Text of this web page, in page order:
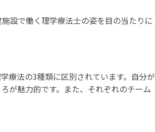
設で働く理学療法士の姿を目の当たりに
療法の3種類に区別されています。自分が
が魅力的です。また、それぞれのチーム